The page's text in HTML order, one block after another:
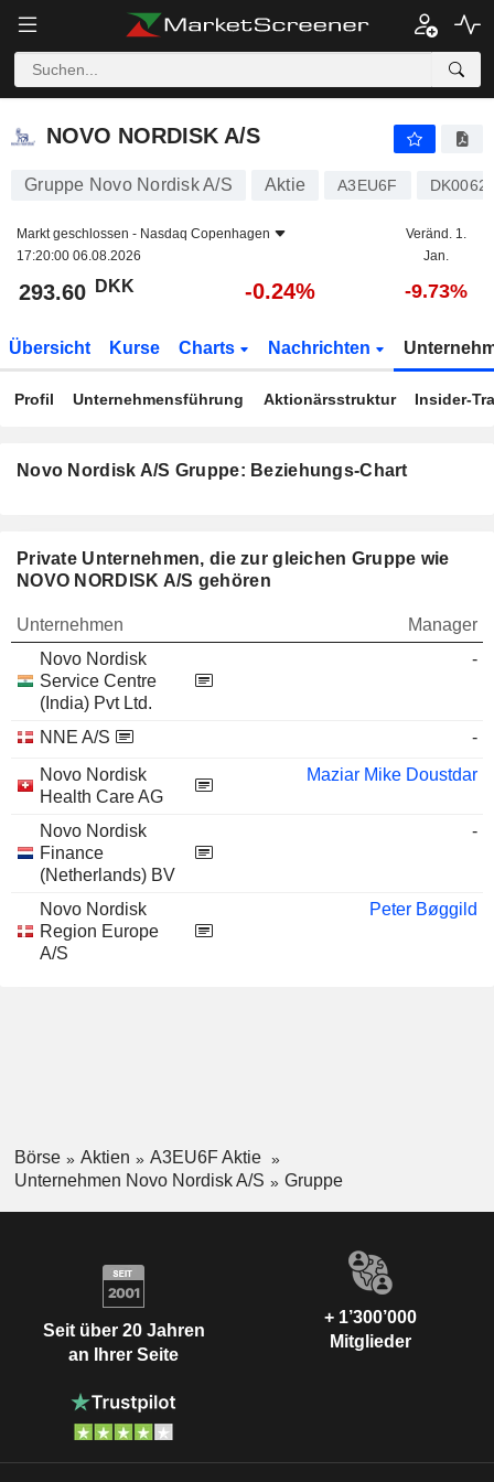
NOVO NORDISK A/S
NOVO NORDISK A/S
Gruppe Novo Nordisk A/S Aktie A3EU6F
Markt geschlossen - Nasdaq Copenhagen
17:20:00 06.08.2026
Veränd. 1.
Jan.
293.60 DKK -0.24% -9.73%
Übersicht Kurse Charts Nachrichten
Profil Unternehmensführung Aktionärsstruktur Insider-
Novo Nordisk A/S Gruppe: Beziehungs-Chart
Private Unternehmen, die zur gleichen Gruppe wie
NOVO NORDISK A/S gehören
Unternehmen
Manager
Novo Nordisk
Service Centre
(India) Pvt Ltd.
-
NNE A/S
-
Novo Nordisk
Health Care AG
Maziar Mike Doustdar
Novo Nordisk
Finance
(Netherlands) BV
-
Novo Nordisk
Region Europe
A/S
Peter Bøggild
Börse Aktien
A3EU6F Aktie
Unternehmen Novo Nordisk A/S
Gruppe
Seit über 20 Jahren
an Ihrer Seite
+ 1’300’000
Mitglieder